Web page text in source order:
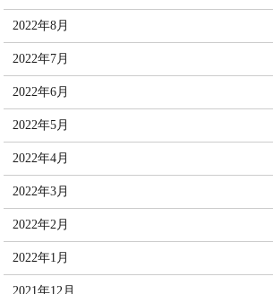
2022年8月
2022年7月
2022年6月
2022年5月
2022年4月
2022年3月
2022年2月
2022年1月
2021年12月